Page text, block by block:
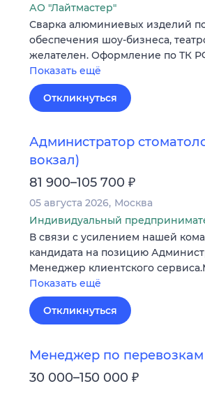
АО "Лайтмастер"
Сварка алюминиевых изделий
обеспечения шоу-бизнеса,
желателен. Оформление по ТК
Показать ещё
Откликнуться
Администратор
вокзал)
81 900–105 700 ₽
05 августа 2026 Москва
Индивидуальный
В связи с усилением нашей
кандидата на позицию
Менеджер клиентского
Показать ещё
Откликнуться
Менеджер по перевозкам
30 000–150 000 ₽